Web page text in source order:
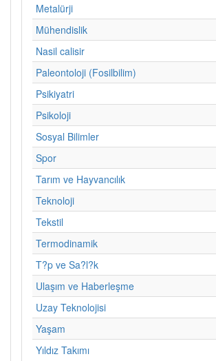
Metalürji
Mühendislik
Nasil calisir
Paleontoloji (Fosilbilim)
Psikiyatri
Psikoloji
Sosyal Bilimler
Spor
Tarım ve Hayvancılık
Teknoloji
Tekstil
Termodinamik
T?p ve Sa?l?k
Ulaşım ve Haberleşme
Uzay Teknolojisi
Yaşam
Yıldız Takımı